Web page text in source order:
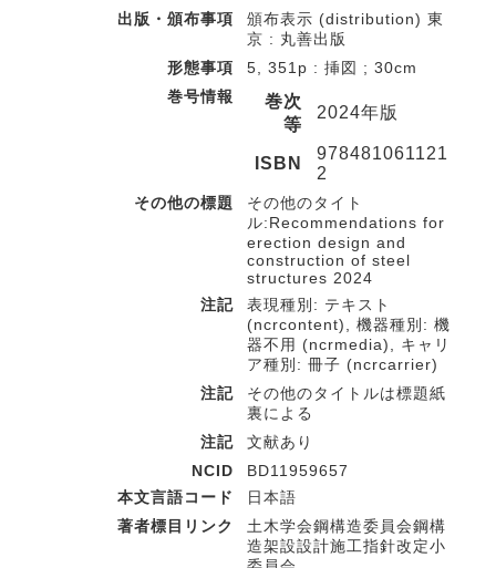
出版・頒布事項
頒布表示 (distribution) 東
京 : 丸善出版
形態事項
5, 351p : 挿図 ; 30cm
巻号情報
巻次
等
2024年版
ISBN
978481061121
2
その他の標題
その他のタイト
ル:Recommendations for
erection design and
construction of steel
structures 2024
注記
表現種別: テキスト
(ncrcontent), 機器種別: 機
器不用 (ncrmedia), キャリ
ア種別: 冊子 (ncrcarrier)
注記
その他のタイトルは標題紙
裏による
注記
文献あり
NCID
BD11959657
本文言語コード
日本語
著者標目リンク
土木学会鋼構造委員会鋼構
造架設設計施工指針改定小